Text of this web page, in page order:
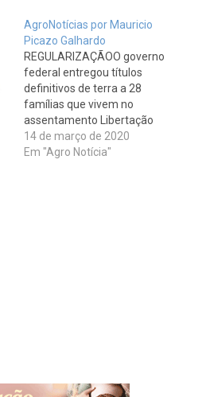
AgroNotícias por Mauricio
Picazo Galhardo
REGULARIZAÇÃOO governo
federal entregou títulos
definitivos de terra a 28
famílias que vivem no
assentamento Libertação
Camponesa, em Não-Me-
Toque (RS). Criado em
14 de março de 2020
Em "Agro Notícia"